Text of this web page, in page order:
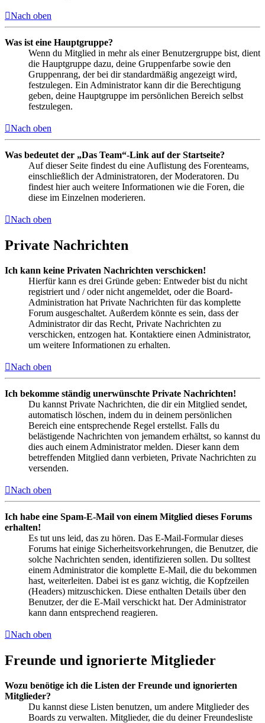
Nach oben
Was ist eine Hauptgruppe?
Wenn du Mitglied in mehr als einer Benutzergruppe bist, dient
die Hauptgruppe dazu, deine Gruppenfarbe sowie den
Gruppenrang, der bei dir standardmäßig angezeigt wird,
festzulegen. Ein Administrator kann dir die Berechtigung
geben, deine Hauptgruppe im persönlichen Bereich selbst
festzulegen.
Nach oben
Was bedeutet der „Das Team“-Link auf der Startseite?
Auf dieser Seite findest du eine Auflistung des Forenteams,
einschließlich der Administratoren, der Moderatoren. Du
findest hier auch weitere Informationen wie die Foren, die
diese im Einzelnen moderieren.
Nach oben
Private Nachrichten
Ich kann keine Privaten Nachrichten verschicken!
Hierfür kann es drei Gründe geben: Entweder bist du nicht
registriert und / oder nicht angemeldet, oder die Board-
Administration hat Private Nachrichten für das komplette
Forum ausgeschaltet. Außerdem könnte es sein, dass der
Administrator dir das Recht, Private Nachrichten zu
verschicken, entzogen hat. Kontaktiere einen Administrator,
um weitere Informationen zu erhalten.
Nach oben
Ich bekomme ständig unerwünschte Private Nachrichten!
Du kannst Private Nachrichten, die dir ein Mitglied sendet,
automatisch löschen, indem du in deinem persönlichen
Bereich eine entsprechende Regel erstellst. Falls du
belästigende Nachrichten von jemandem erhältst, so kannst du
dies auch einem Administrator melden. Dieser kann dem
betreffenden Mitglied dann verbieten, Private Nachrichten zu
versenden.
Nach oben
Ich habe eine Spam-E-Mail von einem Mitglied dieses Forums
erhalten!
Es tut uns leid, das zu hören. Das E-Mail-Formular dieses
Forums hat einige Sicherheitsvorkehrungen, die Benutzer, die
solche Nachrichten senden, identifizieren sollen. Du solltest
einem Administrator die komplette E-Mail, die du bekommen
hast, weiterleiten. Dabei ist es ganz wichtig, die Kopfzeilen
(Headers) mitzuschicken. Diese enthalten Details über den
Benutzer, der die E-Mail verschickt hat. Der Administrator
kann dann entsprechend reagieren.
Nach oben
Freunde und ignorierte Mitglieder
Wozu benötige ich die Listen der Freunde und ignorierten
Mitglieder?
Du kannst diese Listen benutzen, um andere Mitglieder des
Boards zu verwalten. Mitglieder, die du deiner Freundesliste